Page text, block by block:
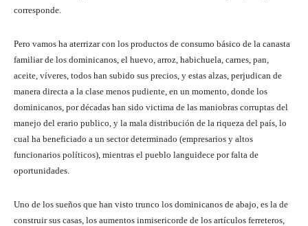
corresponde.
Pero vamos ha aterrizar con los productos de consumo básico de la canasta
familiar de los dominicanos, el huevo, arroz, habichuela, carnes, pan,
aceite, víveres, todos han subido sus precios, y estas alzas, perjudican de
manera directa a la clase menos pudiente, en un momento, donde los
dominicanos, por décadas han sido victima de las maniobras corruptas del
manejo del erario publico, y la mala distribución de la riqueza del país, lo
cual ha beneficiado a un sector determinado (empresarios y altos
funcionarios políticos), mientras el pueblo languidece por falta de
oportunidades.
Uno de los sueños que han visto trunco los dominicanos de abajo, es la de
construir sus casas, los aumentos inmisericorde de los artículos ferreteros,